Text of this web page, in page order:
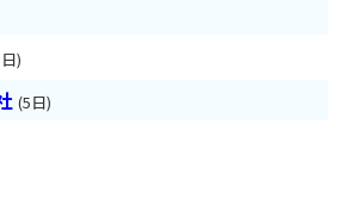
)
(5日)